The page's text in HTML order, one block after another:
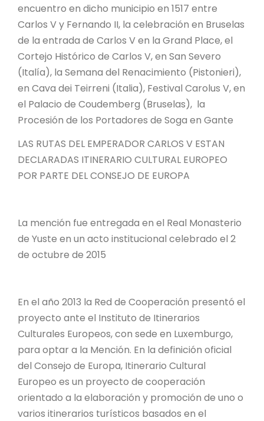
encuentro en dicho municipio en 1517 entre
Carlos V y Fernando II, la celebración en Bruselas
de la entrada de Carlos V en la Grand Place, el
Cortejo Histórico de Carlos V, en San Severo
(Italía), la Semana del Renacimiento (Pistonieri),
en Cava dei Teirreni (Italia), Festival Carolus V, en
el Palacio de Coudemberg (Bruselas), la
Procesión de los Portadores de Soga en Gante
LAS RUTAS DEL EMPERADOR CARLOS V ESTAN
DECLARADAS ITINERARIO CULTURAL EUROPEO
POR PARTE DEL CONSEJO DE EUROPA
La mención fue entregada en el Real Monasterio
de Yuste en un acto institucional celebrado el 2
de octubre de 2015
En el año 2013 la Red de Cooperación presentó el
proyecto ante el Instituto de Itinerarios
Culturales Europeos, con sede en Luxemburgo,
para optar a la Mención. En la definición oficial
del Consejo de Europa, Itinerario Cultural
Europeo es un proyecto de cooperación
orientado a la elaboración y promoción de uno o
varios itinerarios turísticos basados en el